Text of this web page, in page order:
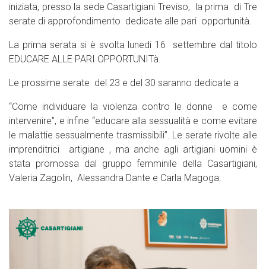
iniziata, presso la sede Casartigiani Treviso, la prima di Tre
serate di approfondimento dedicate alle pari opportunità.
La prima serata si è svolta lunedi 16 settembre dal titolo
EDUCARE ALLE PARI OPPORTUNITà.
Le prossime serate del 23 e del 30 saranno dedicate a
“Come individuare la violenza contro le donne e come
intervenire”, e infine “educare alla sessualità e come evitare
le malattie sessualmente trasmissibili”. Le serate rivolte alle
imprenditrici artigiane , ma anche agli artigiani uomini è
stata promossa dal gruppo femminile della Casartigiani,
Valeria Zagolin, Alessandra Dante e Carla Magoga.